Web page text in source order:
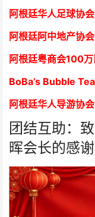
阿根廷华人足球协会
阿根廷阿中地产协会
阿根廷粤商会100万
BoBa’s Bubble
阿根廷华人导游协会
团结互助：
晖会长的感